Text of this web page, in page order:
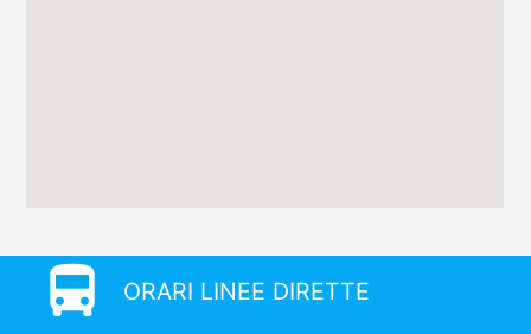
directions_bus ORARI LINEE DIRETTE